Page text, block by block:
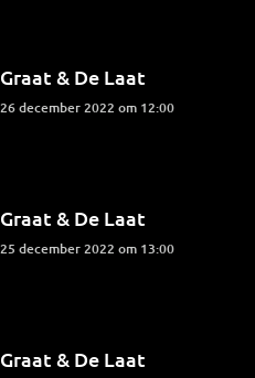
Graat & De Laat
26 december 2022 om 12:00
Graat & De Laat
25 december 2022 om 13:00
Graat & De Laat